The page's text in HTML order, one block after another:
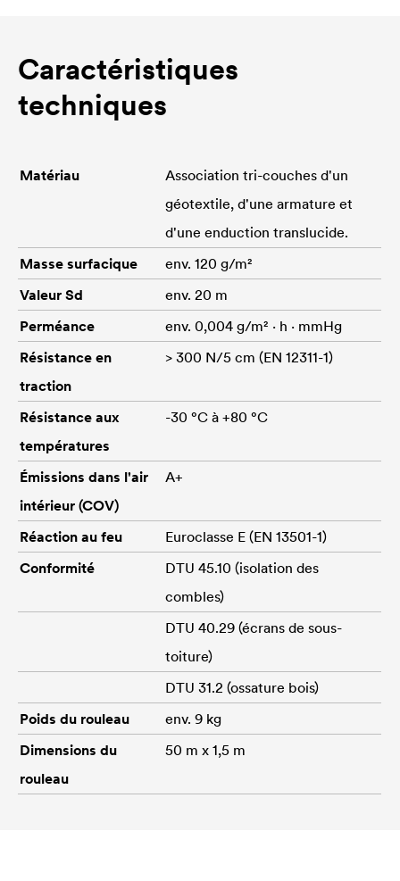
Caractéristiques
techniques
Matériau
Association tri-couches d'un
géotextile, d'une armature et
d'une enduction translucide.
Masse surfacique
env. 120 g/m²
Valeur Sd
env. 20 m
Perméance
env. 0,004 g/m² · h · mmHg
Résistance en
traction
> 300 N/5 cm (EN 12311-1)
Résistance aux
températures
-30 °C à +80 °C
Émissions dans l'air
intérieur (COV)
A+
Réaction au feu
Euroclasse E (EN 13501-1)
Conformité
DTU 45.10 (isolation des
combles)
DTU 40.29 (écrans de sous-
toiture)
DTU 31.2 (ossature bois)
Poids du rouleau
env. 9 kg
Dimensions du
rouleau
50 m x 1,5 m